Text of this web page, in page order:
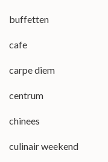
buffetten
cafe
carpe diem
centrum
chinees
culinair weekend